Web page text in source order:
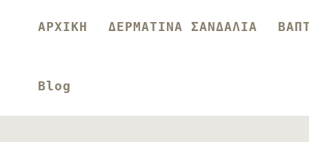
ΑΡΧΙΚΗ ΔΕΡΜΑΤΙΝΑ ΣΑΝΔΑΛΙΑ
Blog